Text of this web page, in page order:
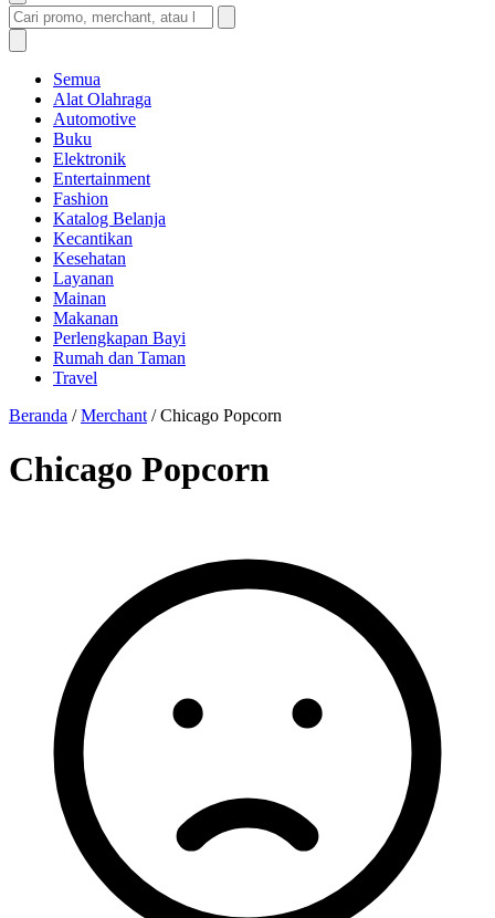
Semua
Alat Olahraga
Automotive
Buku
Elektronik
Entertainment
Fashion
Katalog Belanja
Kecantikan
Kesehatan
Layanan
Mainan
Makanan
Perlengkapan Bayi
Rumah dan Taman
Travel
Beranda / Merchant / Chicago Popcorn
Chicago Popcorn